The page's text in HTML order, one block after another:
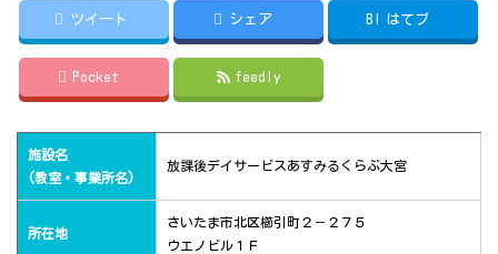
ツイート シェア B! はてブ
Pocket feedly
施設名
(教室・事業所名)
放課後デイサービスあすみるくらぶ大宮
所在地
さいたま市北区櫛引町２－２７５
ウエノビル１Ｆ